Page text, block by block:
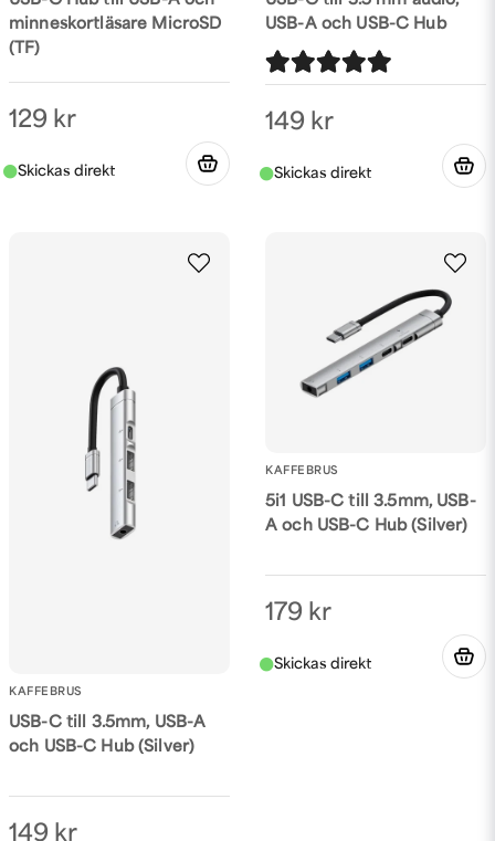
minneskortläsare MicroSD
(TF)
129 kr
USB-A och USB-C Hub
149 kr
KAFFEBRUS
USB-C till 3.5mm, USB-A
och USB-C Hub (Silver)
149 kr
KAFFEBRUS
5i1 USB-C till 3.5mm, USB-
A och USB-C Hub (Silver)
179 kr